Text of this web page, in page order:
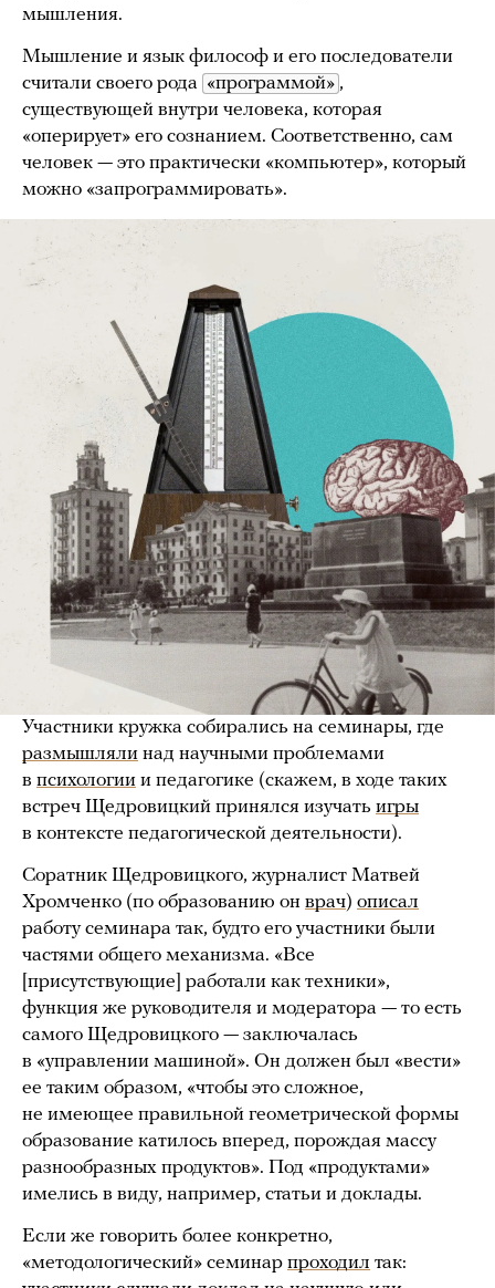
мышления.
Мышление и язык философ и его последователи
считали своего рода «программой» ,
существующей внутри человека, которая
«оперирует» его сознанием. Соответственно, сам
человек — это практически «компьютер», который
можно «запрограммировать».
Участники кружка собирались на семинары, где
размышляли над научными проблемами
в психологии и педагогике (скажем, в ходе таких
встреч Щедровицкий принялся изучать игры
в контексте педагогической деятельности).
Соратник Щедровицкого, журналист Матвей
Хромченко (по образованию он врач) описал
работу семинара так, будто его участники были
частями общего механизма. «Все
[присутствующие] работали как техники»,
функция же руководителя и модератора — то есть
самого Щедровицкого — заключалась
в «управлении машиной». Он должен был «вести»
ее таким образом, «чтобы это сложное,
не имеющее правильной геометрической формы
образование катилось вперед, порождая массу
разнообразных продуктов». Под «продуктами»
имелись в виду, например, статьи и доклады.
Если же говорить более конкретно,
«методологический» семинар проходил так: